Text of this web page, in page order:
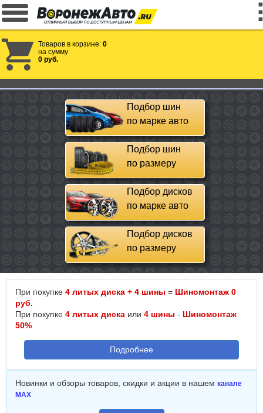
Товаров в корзине: 0
на сумму
0 руб.
Подбор шин
по марке авто
Подбор шин
по размеру
Подбор дисков
по марке авто
Подбор дисков
по размеру
При покупке 4 литых диска + 4 шины = Шиномонтаж 0
руб.
При покупке 4 литых диска или 4 шины - Шиномонтаж
50%
Подробнее
Новинки и обзоры товаров, скидки и акции в нашем канале
MAX